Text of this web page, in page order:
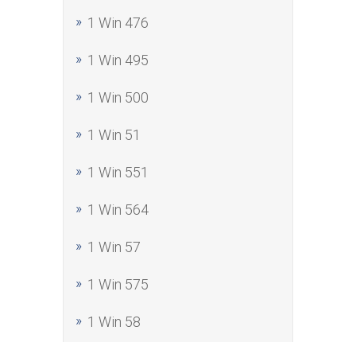
1 Win 476
1 Win 495
1 Win 500
1 Win 51
1 Win 551
1 Win 564
1 Win 57
1 Win 575
1 Win 58